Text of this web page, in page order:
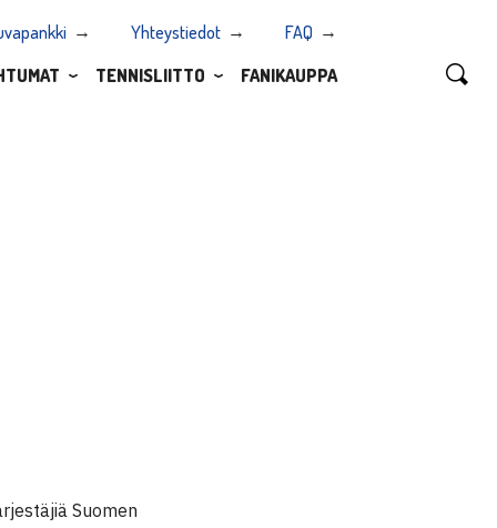
Yhteystiedot
FAQ
TENNISLIITTO FANIKAUPPA
Suomen